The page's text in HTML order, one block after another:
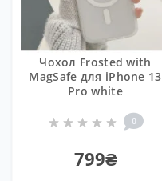
Чохол Frosted with
MagSafe для iPhone 13
Pro white
0
799₴